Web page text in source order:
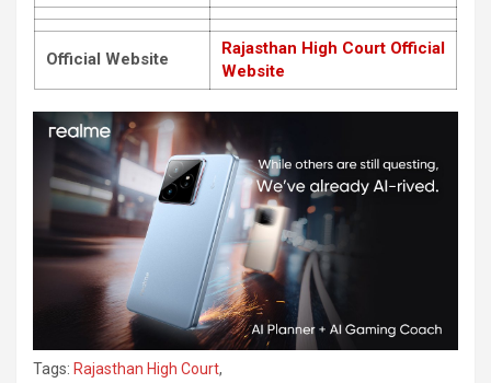
Official Website
Rajasthan High Court Official
Website
Tags: Rajasthan High Court,